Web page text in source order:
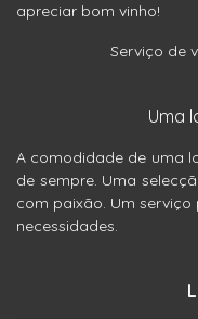
apreciar bom vinho!
Serviço de
Uma
A comodidade de uma
de sempre. Uma
com paixão. Um
necessidades.